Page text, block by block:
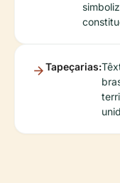
Tapeçarias: